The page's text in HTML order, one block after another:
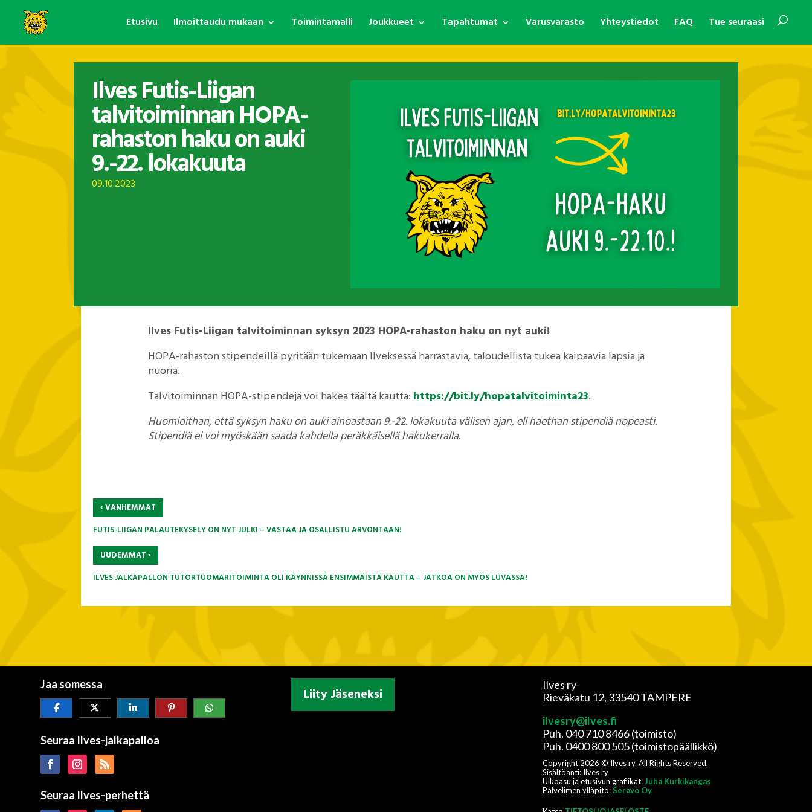
Etusivu Ilmoittaudu mukaan Toimintamalli Joukkueet Tapahtumat Varusvarasto Yhteystiedot FAQ Tue seuraasi
Ilves Futis-Liigan
talvitoiminnan HOPA-
rahaston haku on auki
9.-22. lokakuuta
09.10.2023
Ilves Futis-Liigan talvitoiminnan syksyn 2023 HOPA-rahaston haku on nyt auki!
HOPA-rahaston stipendeillä pyritään tukemaan Ilveksessä harrastavia, taloudellista tukea kaipaavia lapsia ja
nuoria.
Talvitoiminnan HOPA-stipendejä voi hakea täältä kautta: https://bit.ly/hopatalvitoiminta23.
Huomioithan, että syksyn haku on auki ainoastaan 9.-22. lokakuuta välisen ajan, eli haethan stipendiä nopeasti.
Stipendiä ei voi myöskään saada kahdella peräkkäisellä hakukerralla.
‹VANHEMMAT
FUTIS-LIIGAN PALAUTEKYSELY ON NYT JULKI – VASTAA JA OSALLISTU ARVONTAAN!
UUDEMMAT›
ILVES JALKAPALLON TUTORTUOMARITOIMINTA OLI KÄYNNISSÄ ENSIMMÄISTÄ KAUTTA – JATKOA ON MYÖS LUVASSA!
Jaa somessa
Seuraa Ilves-jalkapalloa
Seuraa Ilves-perhettä
Liity Jäseneksi
Ilves ry
Rieväkatu 12, 33540 TAMPERE
ilvesry@ilves.fi
Puh. 040 710 8466 (toimisto)
Puh. 0400 800 505 (toimistopäällikkö)
Copyright 2026 © Ilves ry. All Rights Reserved.
Sisältöanti: Ilves ry
Ulkoasu ja etusivun grafiikat: Juha Kurkikangas
Palvelimen ylläpito:Seravo Oy